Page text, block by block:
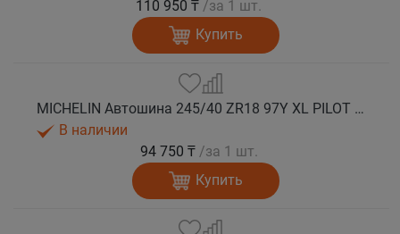
110 950 ₸ /за 1 шт.
Купить
MICHELIN Автошина 245/40 ZR18 97Y XL PILOT SPORT 5 лето
В наличии
94 750 ₸ /за 1 шт.
Купить